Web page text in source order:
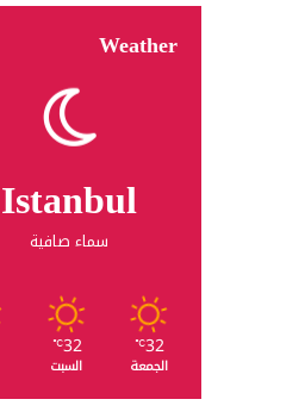
Weather
Istanbul
سماء صافية
32
℃
الجمعة
32
℃
السبت